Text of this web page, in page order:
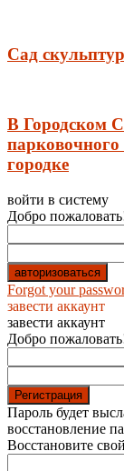
Сад
В Городском
городке
войти в систему
Добро
Forgot your
завести аккаунт
завести аккаунт
Добро
Пароль будет
восстановление
Восстановите